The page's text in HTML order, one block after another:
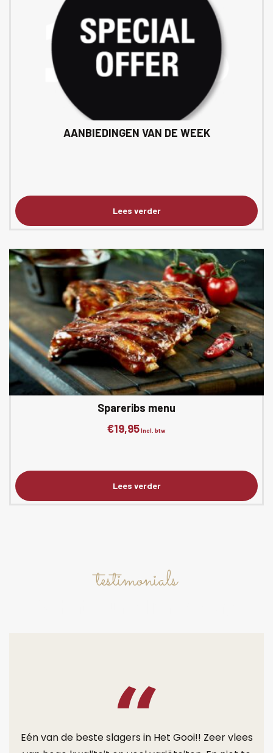
Lees verder
AANBIEDINGEN VAN DE WEEK
Lees verder
Spareribs menu
€19,95Incl. btw
testimonials
Eén van de beste slagers in Het Gooi!! Zeer vlees